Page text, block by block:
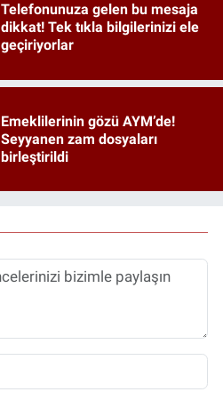
Telefonunuza gelen bu mesaja
dikkat! Tek tıkla bilgilerinizi ele
geçiriyorlar
Emeklilerinin gözü AYM’de!
Seyyanen zam dosyaları
birleştirildi